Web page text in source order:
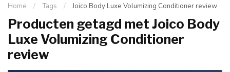
Home / Tags / Joico Body Luxe Volumizing Conditioner review
Producten getagd met Joico Body
Luxe Volumizing Conditioner
review